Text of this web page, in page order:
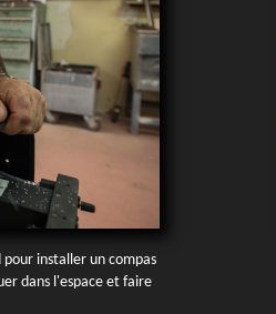
installer un compas
dans l'espace et faire